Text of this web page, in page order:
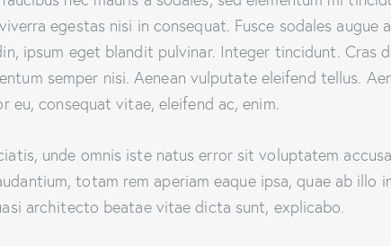
egestas nisi in consequat. Fusce sodales augue
ipsum eget blandit pulvinar. Integer tincidunt. Cras
semper nisi. Aenean vulputate eleifend tellus.
eu, consequat vitae, eleifend ac, enim.
unde omnis iste natus error sit voluptatem
totam rem aperiam eaque ipsa, quae ab illo
architecto beatae vitae dicta sunt, explicabo.